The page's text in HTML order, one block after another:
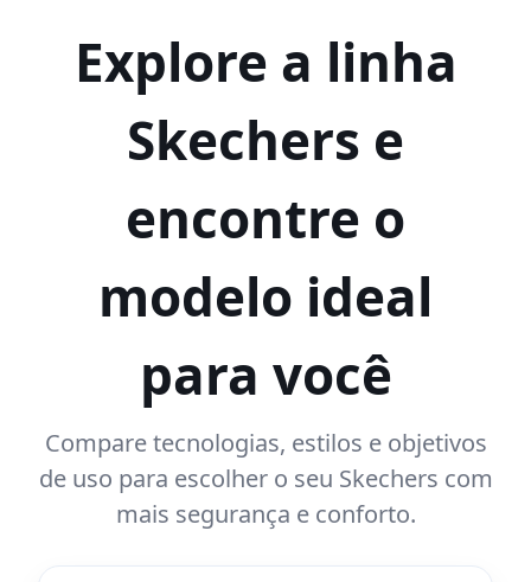
Explore a linha
Skechers e
encontre o
modelo ideal
para você
Compare tecnologias, estilos e objetivos
de uso para escolher o seu Skechers com
mais segurança e conforto.